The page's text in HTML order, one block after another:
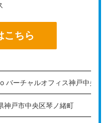
能です。どの会議室も、
セス良好。設備や備品を
ち合わせを快適に進めら
こちら
こちら
バーチャルオフィス神戸中央
神戸市中央区琴ノ緒町